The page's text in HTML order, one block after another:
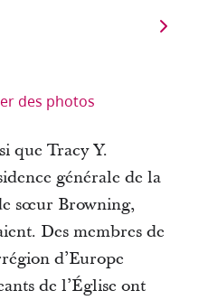
des photos
que Tracy Y.
générale de la
sœur Browning,
Des membres de
d’Europe
de l’Église ont